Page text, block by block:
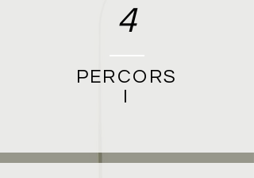
4
PERCORS
I